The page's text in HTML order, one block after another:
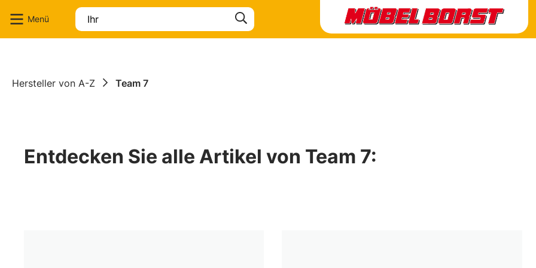
Zur Suche springen
Menü
Hersteller von A-Z Team 7
Entdecken Sie alle Artikel von Team 7: